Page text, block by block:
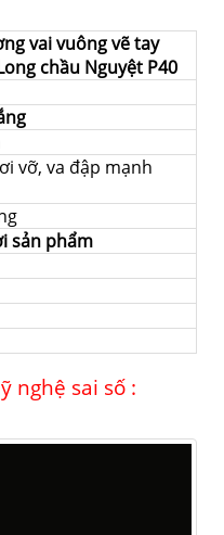
vai vuông vẽ tay
chầu Nguyệt P40
vỡ, va đập mạnh
sản phẩm
nghệ sai số :